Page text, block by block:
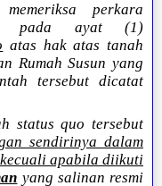
perkara
pada ayat (1)
atas hak atas tanah
Rumah Susun yang
tersebut dicatat
status quo tersebut
sendirinya dalam
apabila diikuti
yang salinan resmi